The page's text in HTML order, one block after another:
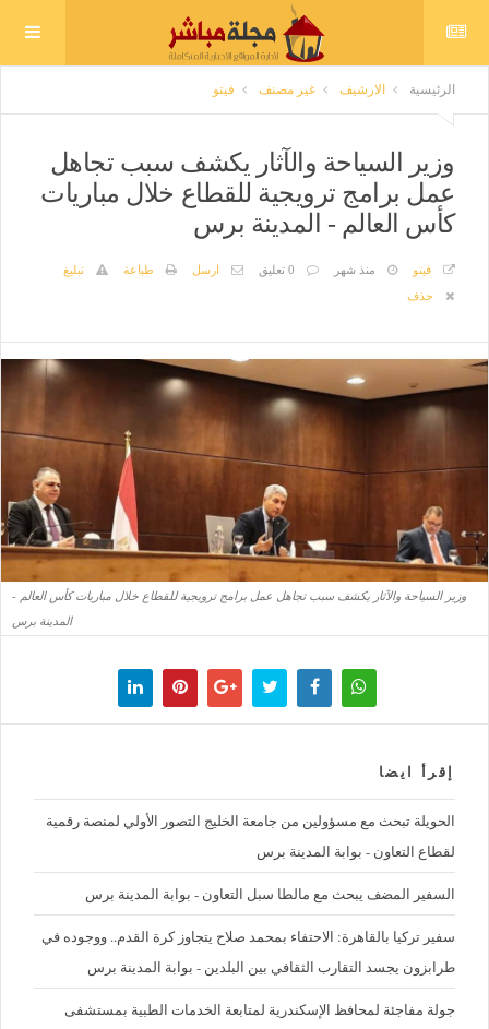
الرئيسية الارشيف غير مصنف فيتو
وزير السياحة والآثار يكشف سبب تجاهل
عمل برامج ترويجية للقطاع خلال مباريات
كأس العالم - المدينة برس
فيتو منذ شهر 0 تعليق ارسل طباعة
تبليغ
حذف
وزير السياحة والآثار يكشف سبب تجاهل عمل برامج ترويجية للقطاع خلال مباريات كأس العالم -
المدينة برس
إقرأ ايضا
الحويلة تبحث مع مسؤولين من جامعة الخليج التصور الأولي لمنصة رقمية
لقطاع التعاون - بوابة المدينة برس
السفير المضف يبحث مع مالطا سبل التعاون - بوابة المدينة برس
سفير تركيا بالقاهرة: الاحتفاء بمحمد صلاح يتجاوز كرة القدم.. ووجوده في
طرابزون يجسد التقارب الثقافي بين البلدين - بوابة المدينة برس
جولة مفاجئة لمحافظ الإسكندرية لمتابعة الخدمات الطبية بمستشفى